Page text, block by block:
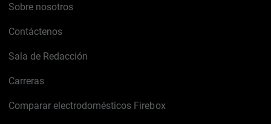
Sobre nosotros
Contáctenos
Sala de Redacción
Carreras
Comparar electrodomésticos Firebox